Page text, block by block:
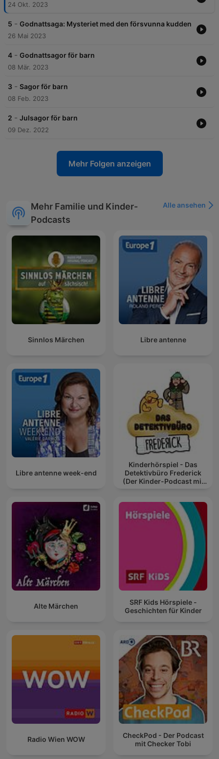
24 Okt. 2023
5 - Godnattsaga: Mysteriet med den försvunna kudden
26 Mai 2023
4 - Godnattsagor för barn
08 Mär. 2023
3 - Sagor för barn
08 Feb. 2023
2 - Julsagor för barn
09 Dez. 2022
Mehr Folgen anzeigen
Mehr Familie und Kinder-
Podcasts
Alle ansehen
Sinnlos Märchen Libre antenne
Libre antenne week-end
Kinderhörspiel - Das
Detektivbüro Frederick
(Der Kinder-Podcast mit
Alte Märchen
SRF Kids Hörspiele -
Geschichten für Kinder
Radio Wien WOW
CheckPod - Der Podcast
mit Checker Tobi